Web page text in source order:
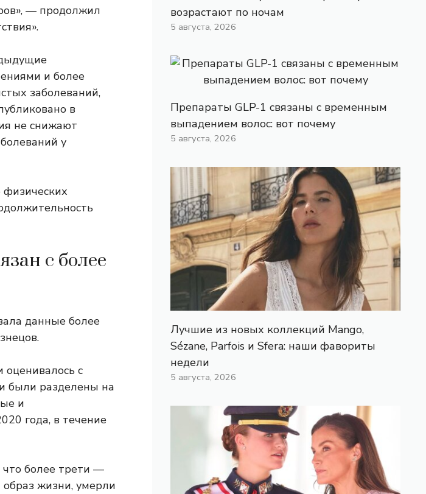
— продолжил
и более
заболеваний,
в
не снижают
у
с более
данные более
оценивалось с
были разделены на
и
года, в течение
что более трети —
жизни, умерли
возрастают по ночам
5 августа, 2026
Препараты GLP-1 связаны с временным
выпадением волос: вот почему
5 августа, 2026
Лучшие из новых коллекций Mango,
Sézane, Parfois и Sfera: наши фавориты
недели
5 августа, 2026